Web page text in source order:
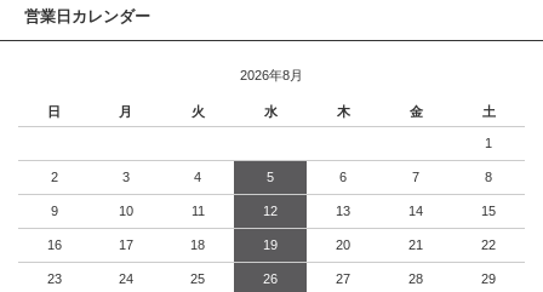
営業日カレンダー
2026年8月
日 月 火 水 木 金 土
1
2 3 4 5 6 7 8
9 10 11 12 13 14 15
16 17 18 19 20 21 22
23 24 25 26 27 28 29